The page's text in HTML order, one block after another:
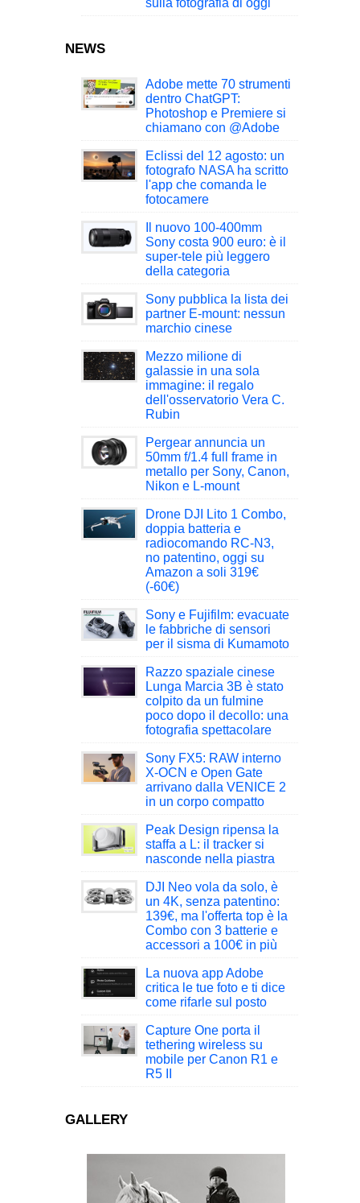
sulla fotografia di oggi
NEWS
Adobe mette 70 strumenti
dentro ChatGPT:
Photoshop e Premiere si
chiamano con @Adobe
Eclissi del 12 agosto: un
fotografo NASA ha scritto
l'app che comanda le
fotocamere
Il nuovo 100-400mm
Sony costa 900 euro: è il
super-tele più leggero
della categoria
Sony pubblica la lista dei
partner E-mount: nessun
marchio cinese
Mezzo milione di
galassie in una sola
immagine: il regalo
dell'osservatorio Vera C.
Rubin
Pergear annuncia un
50mm f/1.4 full frame in
metallo per Sony, Canon,
Nikon e L-mount
Drone DJI Lito 1 Combo,
doppia batteria e
radiocomando RC-N3,
no patentino, oggi su
Amazon a soli 319€
(-60€)
Sony e Fujifilm: evacuate
le fabbriche di sensori
per il sisma di Kumamoto
Razzo spaziale cinese
Lunga Marcia 3B è stato
colpito da un fulmine
poco dopo il decollo: una
fotografia spettacolare
Sony FX5: RAW interno
X-OCN e Open Gate
arrivano dalla VENICE 2
in un corpo compatto
Peak Design ripensa la
staffa a L: il tracker si
nasconde nella piastra
DJI Neo vola da solo, è
un 4K, senza patentino:
139€, ma l'offerta top è la
Combo con 3 batterie e
accessori a 100€ in più
La nuova app Adobe
critica le tue foto e ti dice
come rifarle sul posto
Capture One porta il
tethering wireless su
mobile per Canon R1 e
R5 II
GALLERY